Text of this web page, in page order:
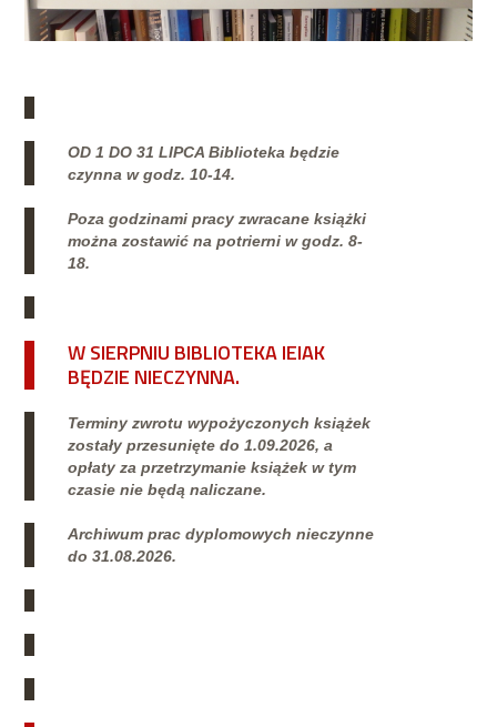
OD 1 DO 31 LIPCA Biblioteka będzie
czynna w godz. 10-14.
Poza godzinami pracy zwracane książki
można zostawić na potrierni w godz. 8-
18.
W SIERPNIU BIBLIOTEKA IEIAK
BĘDZIE NIECZYNNA.
Terminy zwrotu wypożyczonych książek
zostały przesunięte do 1.09.2026, a
opłaty za przetrzymanie książek w tym
czasie nie będą naliczane.
Archiwum prac dyplomowych nieczynne
do 31.08.2026.